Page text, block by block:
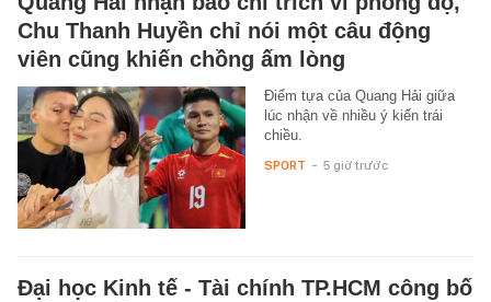
Chu Thanh Huyền chỉ nói một câu động
viên cũng khiến chồng ấm lòng
Điểm tựa của Quang Hải giữa
lúc nhận về nhiều ý kiến trái
chiều.
SPORT - 5 giờ trước
Đại học Kinh tế - Tài chính TP.HCM công bố